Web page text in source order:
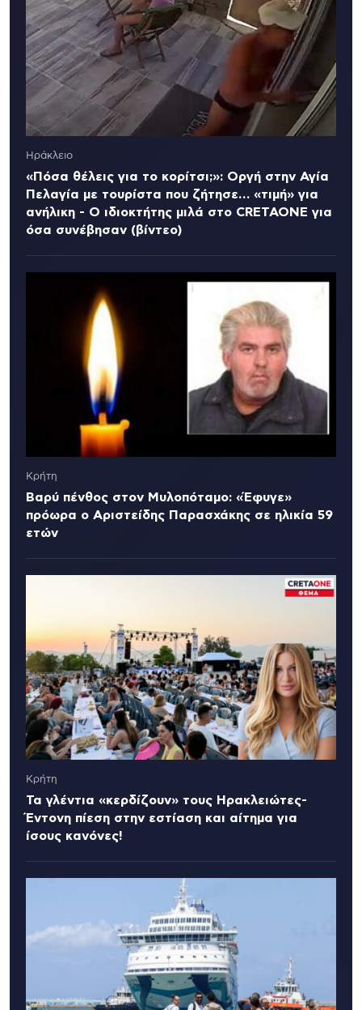
Ηράκλειο
«Πόσα θέλεις για το κορίτσι;»: Οργή στην Αγία
Πελαγία με τουρίστα που ζήτησε… «τιμή» για
ανήλικη - Ο ιδιοκτήτης μιλά στο CRETAONE για
όσα συνέβησαν (βίντεο)
Κρήτη
Βαρύ πένθος στον Μυλοπόταμο: «Έφυγε»
πρόωρα ο Αριστείδης Παρασχάκης σε ηλικία 59
ετών
Κρήτη
Τα γλέντια «κερδίζουν» τους Ηρακλειώτες-
Έντονη πίεση στην εστίαση και αίτημα για
ίσους κανόνες!